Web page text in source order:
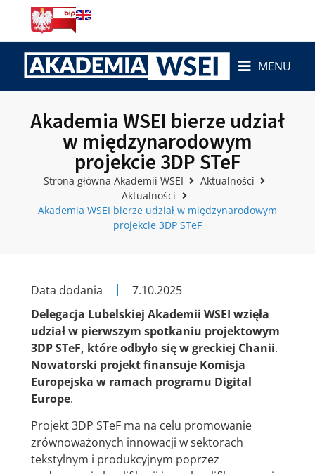
MENU
Akademia WSEI bierze udział
w międzynarodowym
projekcie 3DP STeF
Strona główna Akademii WSEI
Aktualności
Aktualności
Akademia WSEI bierze udział w międzynarodowym
projekcie 3DP STeF
Data dodania
7.10.2025
Delegacja Lubelskiej Akademii WSEI wzięła
udział w pierwszym spotkaniu projektowym
3DP STeF, które odbyło się w greckiej Chanii.
Nowatorski projekt finansuje Komisja
Europejska w ramach programu Digital
Europe.
Projekt 3DP STeF ma na celu promowanie
zrównoważonych innowacji w sektorach
tekstylnym i produkcyjnym poprzez